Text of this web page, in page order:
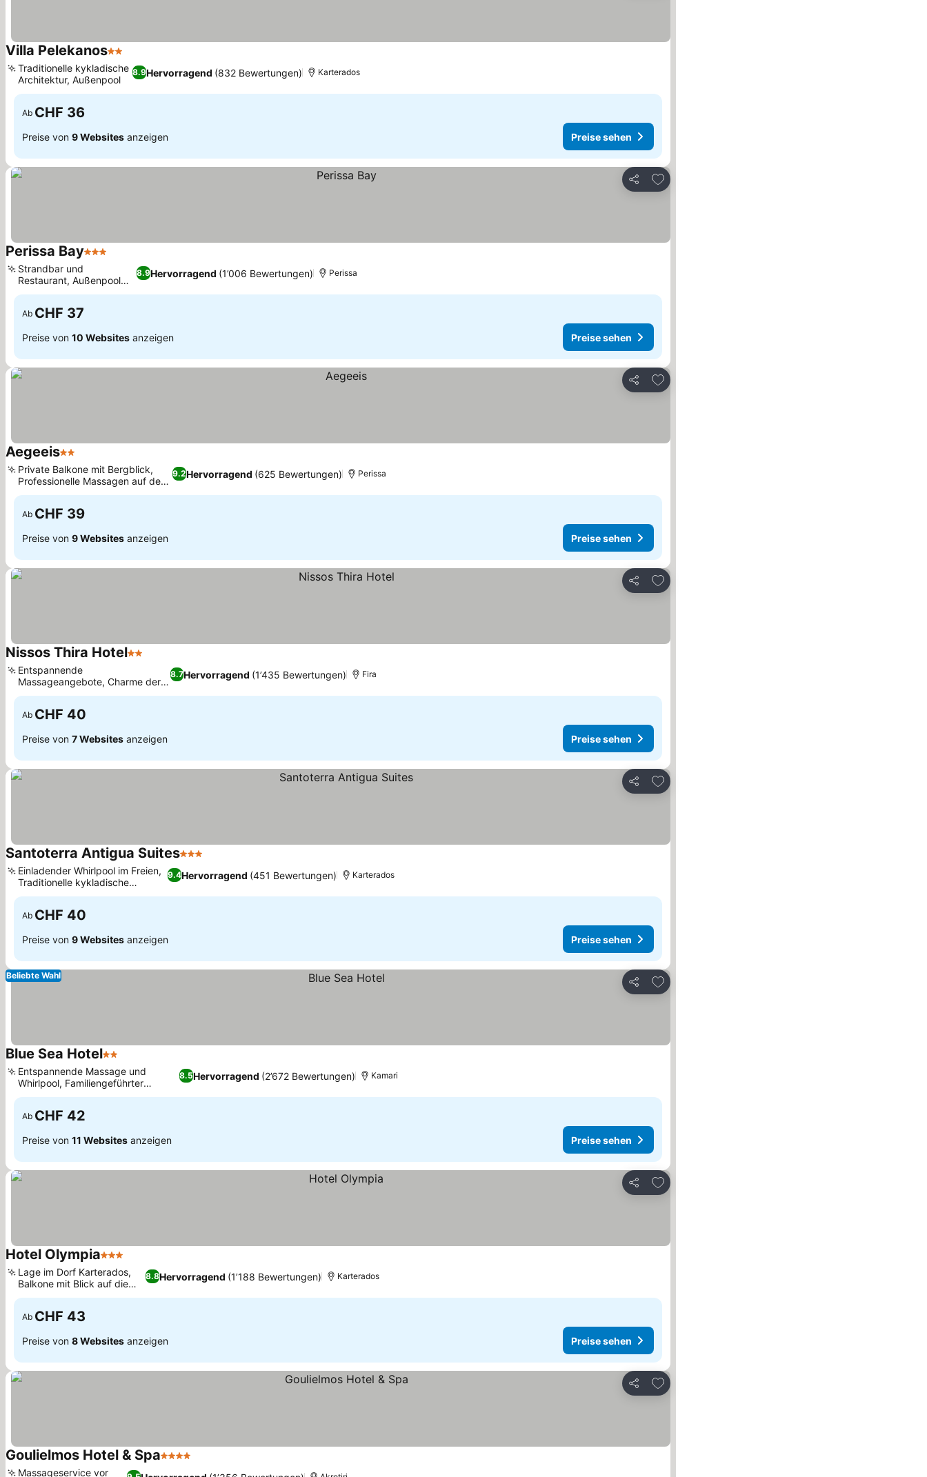
Villa Pelekanos2 Sterne
8.9Hervorragend (832 Bewertungen)
Traditionelle kykladische
Architektur, Außenpool
Karterados
Ab CHF 36
Preise von 9 Websites anzeigen Preise sehen
Teilen
Zu Favoriten hinzufügen
Perissa Bay3 Sterne
8.9Hervorragend (1’006 Bewertungen)
Strandbar und
Restaurant, Außenpool
mit Whirlpool
Perissa
Ab CHF 37
Preise von 10 Websites anzeigen Preise sehen
Teilen
Zu Favoriten hinzufügen
Aegeeis2 Sterne
9.2Hervorragend (625 Bewertungen)
Private Balkone mit Bergblick,
Professionelle Massagen auf dem
Zimmer
Perissa
Ab CHF 39
Preise von 9 Websites anzeigen Preise sehen
Teilen
Zu Favoriten hinzufügen
Nissos Thira Hotel2 Sterne
8.7Hervorragend (1’435 Bewertungen)
Entspannende
Massageangebote, Charme der
kykladischen Architektur
Fira
Ab CHF 40
Preise von 7 Websites anzeigen Preise sehen
Teilen
Zu Favoriten hinzufügen
Santoterra Antigua Suites3 Sterne
9.4Hervorragend (451 Bewertungen)
Einladender Whirlpool im Freien,
Traditionelle kykladische
Architektur
Karterados
Ab CHF 40
Preise von 9 Websites anzeigen Preise sehen
Teilen
Zu Favoriten hinzufügen
Beliebte Wahl
Blue Sea Hotel2 Sterne
8.5Hervorragend (2’672 Bewertungen)
Entspannende Massage und
Whirlpool, Familiengeführter
kykladischer Charme
Kamari
Ab CHF 42
Preise von 11 Websites anzeigen Preise sehen
Teilen
Zu Favoriten hinzufügen
Hotel Olympia3 Sterne
8.8Hervorragend (1’188 Bewertungen)
Lage im Dorf Karterados,
Balkone mit Blick auf die
Ägäis
Karterados
Ab CHF 43
Preise von 8 Websites anzeigen Preise sehen
Teilen
Zu Favoriten hinzufügen
Goulielmos Hotel & Spa4 Sterne
Massageservice vor